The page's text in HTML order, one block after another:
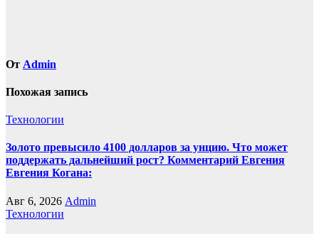
От Admin
Похожая запись
Технологии
Золото превысило 4100 долларов за унцию. Что может
поддержать дальнейший рост? Комментарий Евгения
Евгения Когана:
Авг 6, 2026 Admin
Технологии